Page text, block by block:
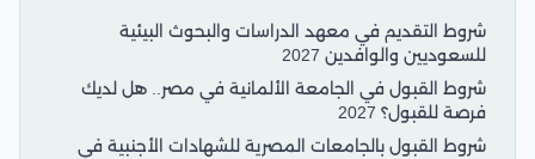
شروط التقديم في معهد الدراسات والبحوث البيئية
للسعوديين والوافدين 2027
شروط القبول في الجامعة الألمانية في مصر.. هل لديك
فرصة للقبول؟ 2027
شروط القبول بالجامعات المصرية للشهادات الأجنبية في